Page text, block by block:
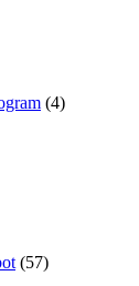
(4)
(57)